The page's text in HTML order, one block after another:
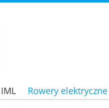
Rowery elektryczne